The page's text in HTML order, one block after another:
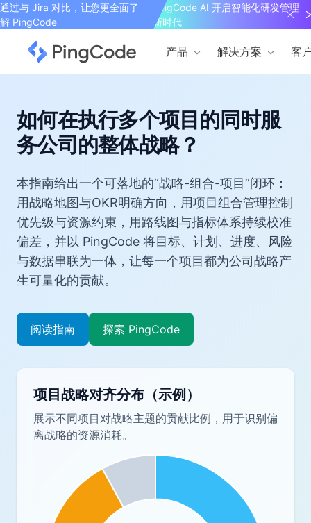
通过与 Jira 对比，让您更全面了
解 PingCode
PingCode AI 开启智能化研发管理
新时代
产品 解决方案 客
如何在执行多个项目的同时服
务公司的整体战略？
本指南给出一个可落地的“战略-组合-项目”闭环：
用战略地图与OKR明确方向，用项目组合管理控制
优先级与资源约束，用路线图与指标体系持续校准
偏差，并以 PingCode 将目标、计划、进度、风险
与数据串联为一体，让每一个项目都为公司战略产
生可量化的贡献。
阅读指南 探索 PingCode
项目战略对齐分布（示例）
展示不同项目对战略主题的贡献比例，用于识别偏
离战略的资源消耗。